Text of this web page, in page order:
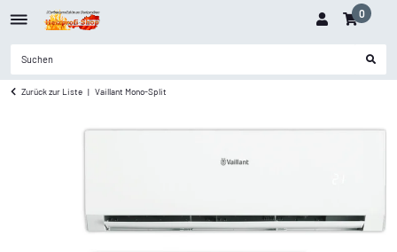
0
Zurück zur Liste Vaillant Mono-Split